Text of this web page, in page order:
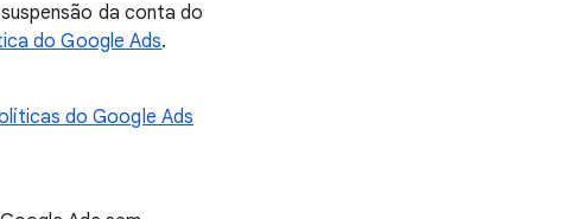
da conta do
do Google Ads.
do Google Ads